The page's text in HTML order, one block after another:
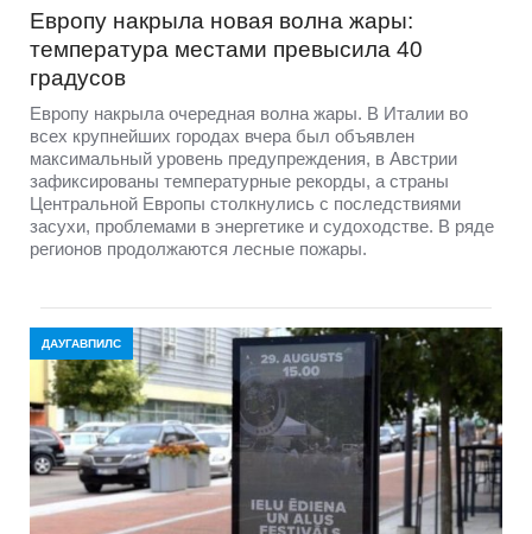
Европу накрыла новая волна жары:
температура местами превысила 40
градусов
Европу накрыла очередная волна жары. В Италии во
всех крупнейших городах вчера был объявлен
максимальный уровень предупреждения, в Австрии
зафиксированы температурные рекорды, а страны
Центральной Европы столкнулись с последствиями
засухи, проблемами в энергетике и судоходстве. В ряде
регионов продолжаются лесные пожары.
ДАУГАВПИЛС